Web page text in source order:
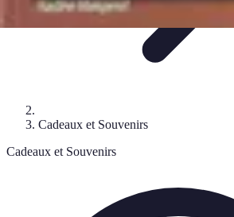
Cadeaux et Souvenirs
Cadeaux et Souvenirs